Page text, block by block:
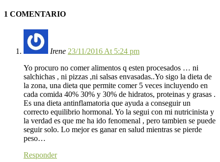
1 COMENTARIO
Irene 23/11/2016 At 5:24 pm
Yo procuro no comer alimentos q esten procesados … ni
salchichas , ni pizzas ,ni salsas envasadas..Yo sigo la dieta de
la zona, una dieta que permite comer 5 veces incluyendo en
cada comida 40% 30% y 30% de hidratos, proteinas y grasas .
Es una dieta antinflamatoria que ayuda a conseguir un
correcto equilibrio hormonal. Yo la segui con mi nutricinista y
la verdad es que me ha ido fenomenal , pero tambien se puede
seguir solo. Lo mejor es ganar en salud mientras se pierde
peso…
Responder